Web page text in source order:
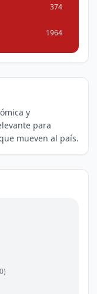
374
1964
y
para
mueven al país.